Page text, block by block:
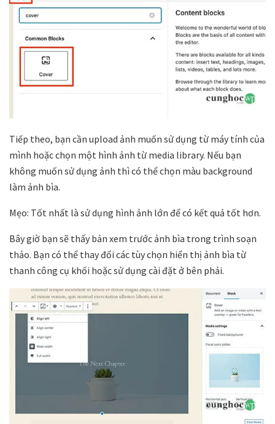
Tiếp theo, bạn cần upload ảnh muốn sử dụng từ máy tính của
mình hoặc chọn một hình ảnh từ media library. Nếu bạn
không muốn sử dụng ảnh thì có thể chọn màu background
làm ảnh bìa.
Mẹo: Tốt nhất là sử dụng hình ảnh lớn để có kết quả tốt hơn.
Bây giờ bạn sẽ thấy bản xem trước ảnh bìa trong trình soạn
thảo. Bạn có thể thay đổi các tùy chọn hiển thị ảnh bìa từ
thanh công cụ khối hoặc sử dụng cài đặt ở bên phải.